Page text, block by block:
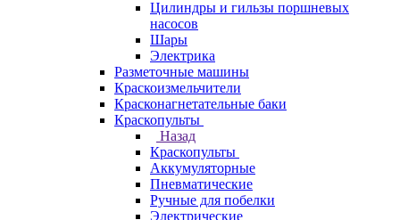
Цилиндры и гильзы поршневых
насосов
Шары
Электрика
Разметочные машины
Краскоизмельчители
Красконагнетательные баки
Краскопульты
Назад
Краскопульты
Аккумуляторные
Пневматические
Ручные для побелки
Электрические